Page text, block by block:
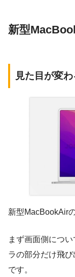
新型
見た目が変わ
新型MacBookAir
まず画面側につ
ラの部分だけ飛
です。